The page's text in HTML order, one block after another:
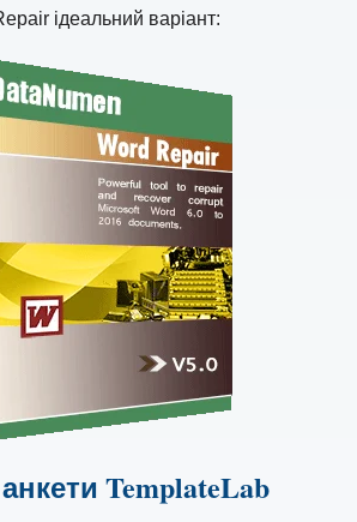
ідеальний варіант:
TemplateLab